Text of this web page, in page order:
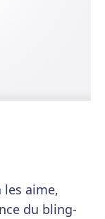
aime,
du bling-